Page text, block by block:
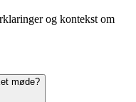
og kontekst om
møde?